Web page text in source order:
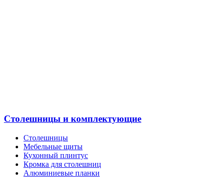
Столешницы и комплектующие
Столешницы
Мебельные щиты
Кухонный плинтус
Кромка для столешниц
Алюминиевые планки